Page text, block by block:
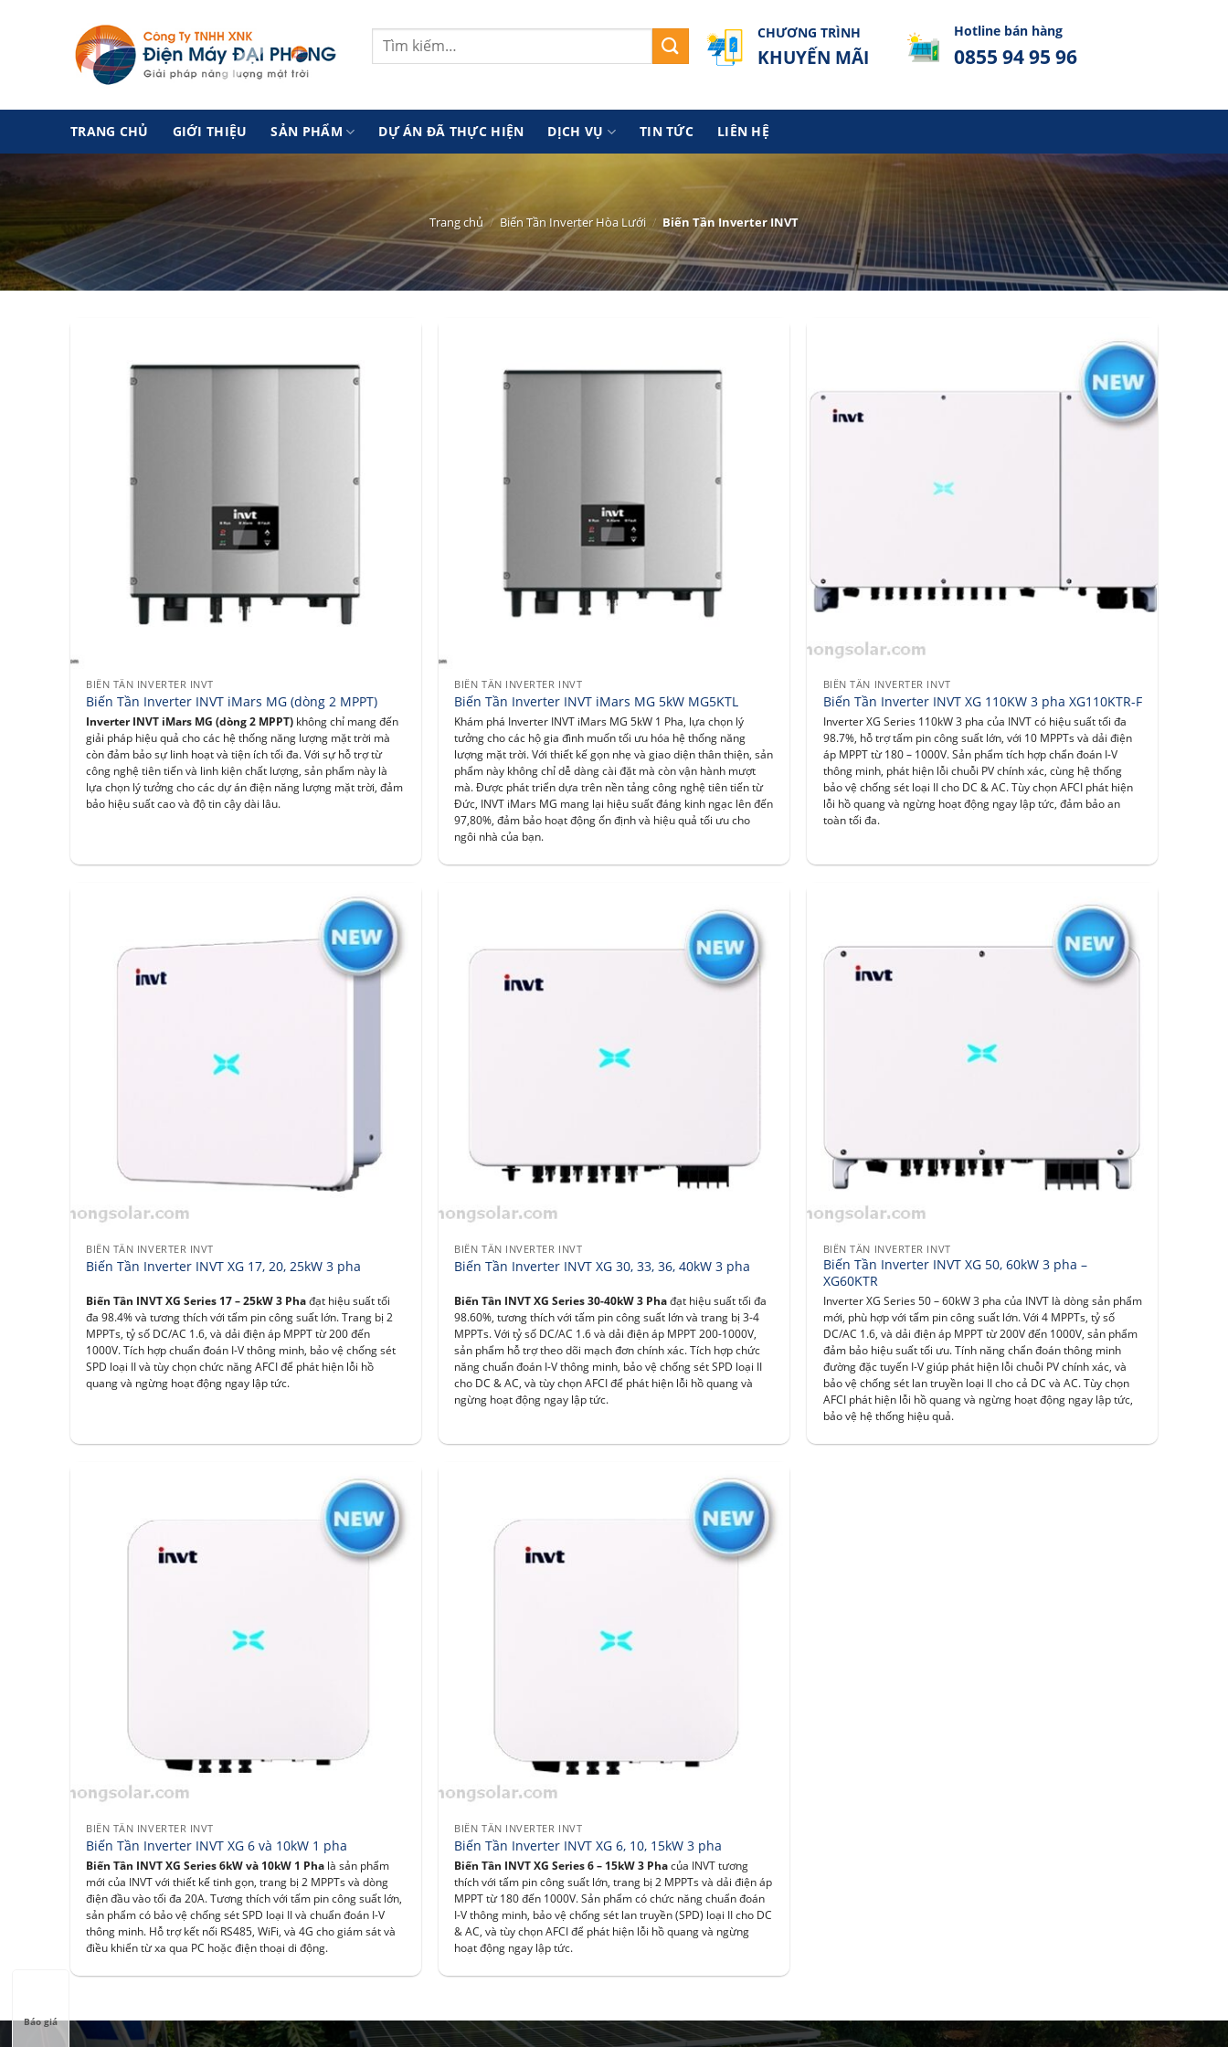
Tìm
CHƯƠNG TRÌNH
KHUYẾN MÃI
Hotline bán hàng
0855 94 95 96
TRANG CHỦ GIỚI THIỆU SẢN PHẨM DỰ ÁN ĐÃ THỰC HIỆN DỊCH VỤ TIN TỨC LIÊN HỆ
Trang chủ / Biến Tần Inverter Hòa Lưới / Biến Tần Inverter INVT
BIẾN TẦN INVERTER INVT
Biến Tần Inverter INVT iMars MG (dòng 2 MPPT)
Inverter INVT iMars MG (dòng 2 MPPT) không chỉ mang đến
giải pháp hiệu quả cho các hệ thống năng lượng mặt trời mà
còn đảm bảo sự linh hoạt và tiện ích tối đa. Với sự hỗ trợ từ
công nghệ tiên tiến và linh kiện chất lượng, sản phẩm này là
lựa chọn lý tưởng cho các dự án điện năng lượng mặt trời, đảm
bảo hiệu suất cao và độ tin cậy dài lâu.
BIẾN TẦN INVERTER INVT
Biến Tần Inverter INVT iMars MG 5kW MG5KTL
Khám phá Inverter INVT iMars MG 5kW 1 Pha, lựa chọn lý
tưởng cho các hộ gia đình muốn tối ưu hóa hệ thống năng
lượng mặt trời. Với thiết kế gọn nhẹ và giao diện thân thiện, sản
phẩm này không chỉ dễ dàng cài đặt mà còn vận hành mượt
mà. Được phát triển dựa trên nền tảng công nghệ tiên tiến từ
Đức, INVT iMars MG mang lại hiệu suất đáng kinh ngạc lên đến
97,80%, đảm bảo hoạt động ổn định và hiệu quả tối ưu cho
ngôi nhà của bạn.
BIẾN TẦN INVERTER INVT
Biến Tần Inverter INVT XG 110KW 3 pha XG110KTR-F
Inverter XG Series 110kW 3 pha của INVT có hiệu suất tối đa
98.7%, hỗ trợ tấm pin công suất lớn, với 10 MPPTs và dải điện
áp MPPT từ 180 – 1000V. Sản phẩm tích hợp chẩn đoán I-V
thông minh, phát hiện lỗi chuỗi PV chính xác, cùng hệ thống
bảo vệ chống sét loại II cho DC & AC. Tùy chọn AFCI phát hiện
lỗi hồ quang và ngừng hoạt động ngay lập tức, đảm bảo an
toàn tối đa.
BIẾN TẦN INVERTER INVT
Biến Tần Inverter INVT XG 17, 20, 25kW 3 pha
Biến Tần INVT XG Series 17 – 25kW 3 Pha đạt hiệu suất tối
đa 98.4% và tương thích với tấm pin công suất lớn. Trang bị 2
MPPTs, tỷ số DC/AC 1.6, và dải điện áp MPPT từ 200 đến
1000V. Tích hợp chuẩn đoán I-V thông minh, bảo vệ chống sét
SPD loại II và tùy chọn chức năng AFCI để phát hiện lỗi hồ
quang và ngừng hoạt động ngay lập tức.
BIẾN TẦN INVERTER INVT
Biến Tần Inverter INVT XG 30, 33, 36, 40kW 3 pha
Biến Tần INVT XG Series 30-40kW 3 Pha đạt hiệu suất tối đa
98.60%, tương thích với tấm pin công suất lớn và trang bị 3-4
MPPTs. Với tỷ số DC/AC 1.6 và dải điện áp MPPT 200-1000V,
sản phẩm hỗ trợ theo dõi mạch đơn chính xác. Tích hợp chức
năng chuẩn đoán I-V thông minh, bảo vệ chống sét SPD loại II
cho DC & AC, và tùy chọn AFCI để phát hiện lỗi hồ quang và
ngừng hoạt động ngay lập tức.
BIẾN TẦN INVERTER INVT
Biến Tần Inverter INVT XG 50, 60kW 3 pha –
XG60KTR
Inverter XG Series 50 – 60kW 3 pha của INVT là dòng sản phẩm
mới, phù hợp với tấm pin công suất lớn. Với 4 MPPTs, tỷ số
DC/AC 1.6, và dải điện áp MPPT từ 200V đến 1000V, sản phẩm
đảm bảo hiệu suất tối ưu. Tính năng chẩn đoán thông minh
đường đặc tuyến I-V giúp phát hiện lỗi chuỗi PV chính xác, và
bảo vệ chống sét lan truyền loại II cho cả DC và AC. Tùy chọn
AFCI phát hiện lỗi hồ quang và ngừng hoạt động ngay lập tức,
bảo vệ hệ thống hiệu quả.
BIẾN TẦN INVERTER INVT
Biến Tần Inverter INVT XG 6 và 10kW 1 pha
Biến Tần INVT XG Series 6kW và 10kW 1 Pha là sản phẩm
mới của INVT với thiết kế tinh gọn, trang bị 2 MPPTs và dòng
điện đầu vào tối đa 20A. Tương thích với tấm pin công suất lớn,
sản phẩm có bảo vệ chống sét SPD loại II và chuẩn đoán I-V
thông minh. Hỗ trợ kết nối RS485, WiFi, và 4G cho giám sát và
điều khiển từ xa qua PC hoặc điện thoại di động.
BIẾN TẦN INVERTER INVT
Biến Tần Inverter INVT XG 6, 10, 15kW 3 pha
Biến Tần INVT XG Series 6 – 15kW 3 Pha của INVT tương
thích với tấm pin công suất lớn, trang bị 2 MPPTs và dải điện áp
MPPT từ 180 đến 1000V. Sản phẩm có chức năng chuẩn đoán
I-V thông minh, bảo vệ chống sét lan truyền (SPD) loại II cho DC
& AC, và tùy chọn AFCI để phát hiện lỗi hồ quang và ngừng
hoạt động ngay lập tức.
Báo giá